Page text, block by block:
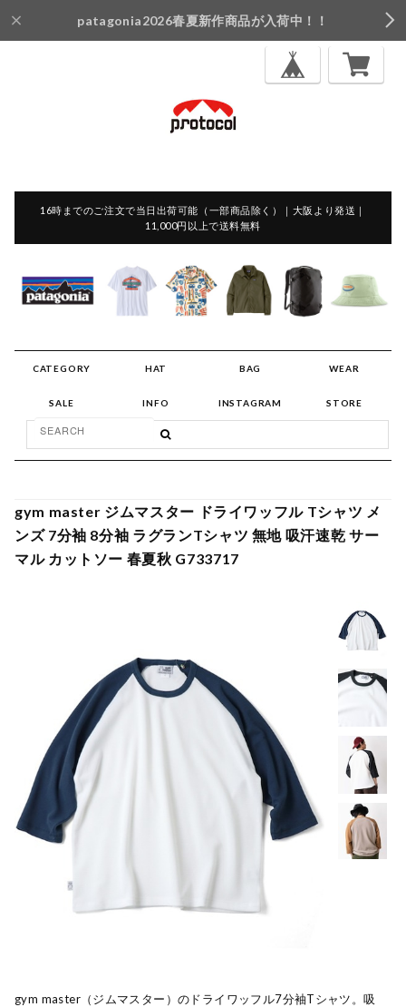
patagonia2026春夏新作商品が入荷中！！
16時までのご注文で当日出荷可能（一部商品除く）｜大阪より発送｜
11,000円以上で送料無料
CATEGORY HAT BAG WEAR
SALE INFO INSTAGRAM STORE
gym master ジムマスター ドライワッフル Tシャツ メ
ンズ 7分袖 8分袖 ラグランTシャツ 無地 吸汗速乾 サー
マル カットソー 春夏秋 G733717
gym master（ジムマスター）のドライワッフル7分袖Tシャツ。吸